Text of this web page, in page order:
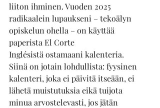
liiton ihminen. Vuoden 2025
radikaalein lupaukseni – tekoälyn
opiskelun ohella – on käyttää
paperista El Corte
Inglésistä ostamaani kalenteria.
Siinä on jotain lohdullista: fyysinen
kalenteri, joka ei päivitä itseään, ei
lähetä muistutuksia eikä tuijota
minua arvostelevasti, jos jätän